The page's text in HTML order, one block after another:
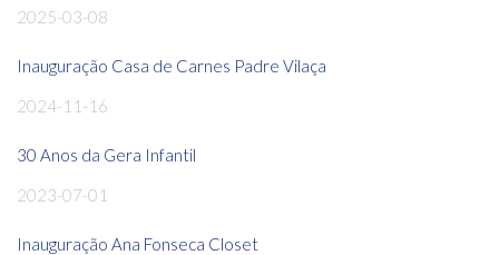
2025-03-08
Inauguração Casa de Carnes Padre Vilaça
2024-11-16
30 Anos da Gera Infantil
2023-07-01
Inauguração Ana Fonseca Closet